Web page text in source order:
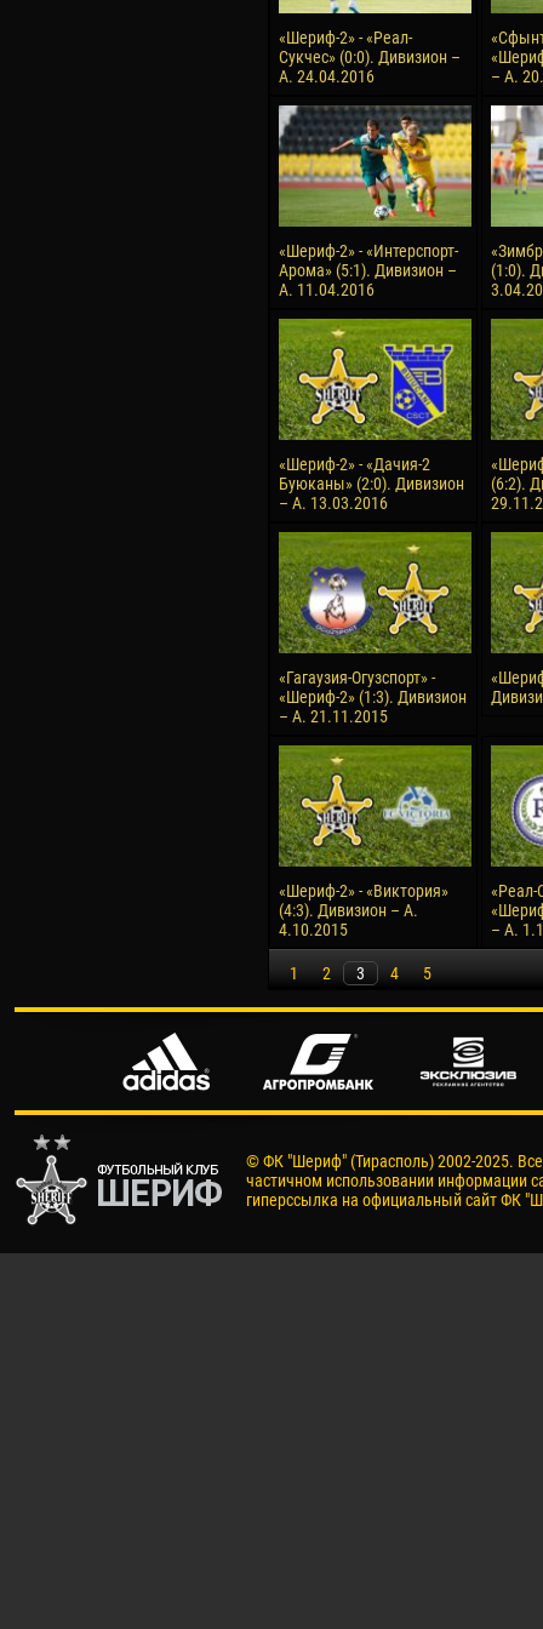
«Шериф-2» - «Реал-
Сукчес» (0:0). Дивизион –
А. 24.04.2016
– А.
«Шериф-2» - «Интерспорт-
Арома» (5:1). Дивизион –
А. 11.04.2016
(1:0).
«Шериф-2» - «Дачия-2
Буюканы» (2:0). Дивизион
– А. 13.03.2016
(6:2).
«Гагаузия-Огузспорт» -
«Шериф-2» (1:3). Дивизион
– А. 21.11.2015
«Шериф-2» - «Виктория»
(4:3). Дивизион – А.
4.10.2015
«Реал-
– А.
1 2 3 4 5
© ФК "Шериф" (Тирасполь) 2002-2025.
частичном использовании информации
гиперссылка на официальный сайт ФК